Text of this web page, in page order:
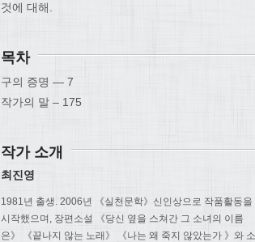
것에 대해.
목차
구의 증명 ― 7
작가의 말 – 175
작가 소개
최진영
1981년 출생. 2006년 《실천문학》신인상으로 작품활동을
시작했으며, 장편소설 《당신 옆을 스쳐간 그 소녀의 이름
은》 《끝나지 않는 노래》 《나는 왜 죽지 않았는가 》와 소